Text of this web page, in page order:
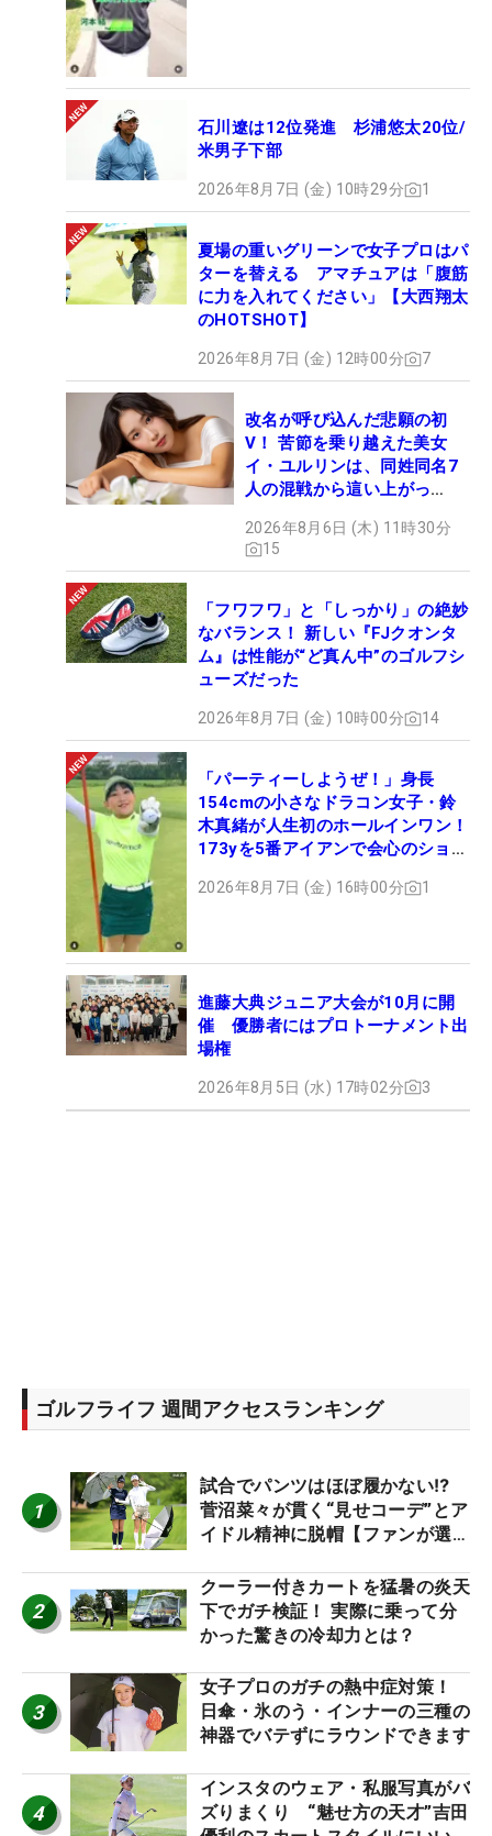
石川遼は12位発進 杉浦悠太20位/
米男子下部
2026年8月7日 (金) 10時29分 1
夏場の重いグリーンで女子プロはパ
ターを替える アマチュアは「腹筋
に力を入れてください」【大西翔太
のHOTSHOT】
2026年8月7日 (金) 12時00分 7
改名が呼び込んだ悲願の初
V！ 苦節を乗り越えた美女
イ・ユルリンは、同姓同名7
人の混戦から這い上がっ
2026年8月6日 (木) 11時30分
15
「フワフワ」と「しっかり」の絶妙
なバランス！ 新しい『FJクオンタ
ム』は性能が“ど真ん中”のゴルフシ
ューズだった
2026年8月7日 (金) 10時00分 14
「パーティーしようぜ！」身長
154cmの小さなドラコン女子・鈴
木真緒が人生初のホールインワン！
173yを5番アイアンで会心のショッ
2026年8月7日 (金) 16時00分 1
進藤大典ジュニア大会が10月に開
催 優勝者にはプロトーナメント出
場権
2026年8月5日 (水) 17時02分 3
ゴルフライフ 週間アクセスランキング
1
試合でパンツはほぼ履かない⁉
菅沼菜々が貫く“見せコーデ”とア
イドル精神に脱帽【ファンが選ぶ
2
クーラー付きカートを猛暑の炎天
下でガチ検証！ 実際に乗って分
かった驚きの冷却力とは？
3
女子プロのガチの熱中症対策！
日傘・氷のう・インナーの三種の
神器でバテずにラウンドできます
4
インスタのウェア・私服写真がバ
ズりまくり “魅せ方の天才”吉田